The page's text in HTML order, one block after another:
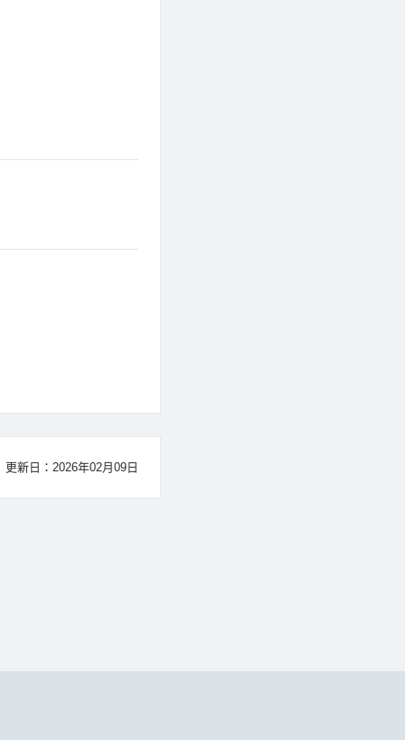
更新日：2026年02月09日